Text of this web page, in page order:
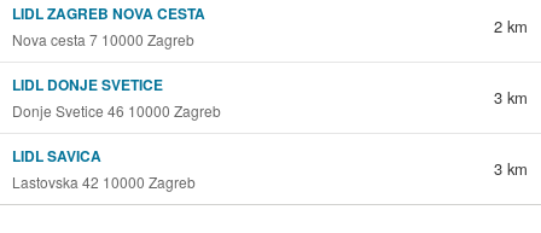
LIDL ZAGREB NOVA CESTA
Nova cesta 7 10000 Zagreb
2 km
LIDL DONJE SVETICE
Donje Svetice 46 10000 Zagreb
3 km
LIDL SAVICA
Lastovska 42 10000 Zagreb
3 km